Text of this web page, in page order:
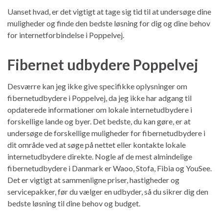
Uanset hvad, er det vigtigt at tage sig tid til at undersøge dine
muligheder og finde den bedste løsning for dig og dine behov
for internetforbindelse i Poppelvej.
Fibernet udbydere Poppelvej
Desværre kan jeg ikke give specifikke oplysninger om
fibernetudbydere i Poppelvej, da jeg ikke har adgang til
opdaterede informationer om lokale internetudbydere i
forskellige lande og byer. Det bedste, du kan gøre, er at
undersøge de forskellige muligheder for fibernetudbydere i
dit område ved at søge på nettet eller kontakte lokale
internetudbydere direkte. Nogle af de mest almindelige
fibernetudbydere i Danmark er Waoo, Stofa, Fibia og YouSee.
Det er vigtigt at sammenligne priser, hastigheder og
servicepakker, før du vælger en udbyder, så du sikrer dig den
bedste løsning til dine behov og budget.